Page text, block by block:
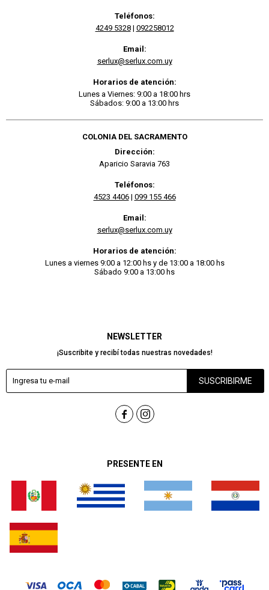
PRESENTE EN
NEWSLETTER
¡Suscribite y recibí todas nuestras novedades!
SUSCRIBIRME
 
Teléfonos:
4249 5328| 092258012
Email:
serlux@serlux.com.uy
Horarios de atención:
Lunes a Viernes: 9:00 a 18:00 hrs
Sábados: 9:00 a 13:00 hrs
COLONIA DEL SACRAMENTO
Dirección:
Aparicio Saravia 763
Teléfonos:
4523 4406| 099 155 466
Email:
serlux@serlux.com.uy
Horarios de atención:
Lunes a viernes 9:00 a 12:00 hs y de 13:00 a 18:00 hs
Sábado 9:00 a 13:00 hs